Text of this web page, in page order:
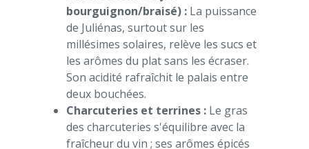
bourguignon/braisé) : La puissance
de Juliénas, surtout sur les
millésimes solaires, relève les sucs et
les arômes du plat sans les écraser.
Son acidité rafraîchit le palais entre
deux bouchées.
Charcuteries et terrines : Le gras
des charcuteries s'équilibre avec la
fraîcheur du vin ; ses arômes épicés